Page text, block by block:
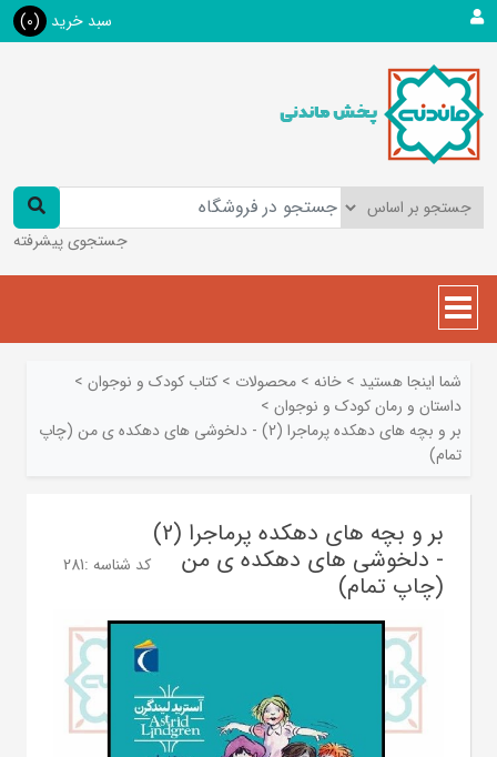
سبد خرید (0)
جستجوی پیشرفته
شما اینجا هستید > خانه > محصولات > کتاب کودک و نوجوان >
داستان و رمان کودک و نوجوان >
بر و بچه های دهکده پرماجرا (2) - دلخوشی های دهکده ی من (چاپ
تمام)
بر و بچه های دهکده پرماجرا (2)
- دلخوشی های دهکده ی من
(چاپ تمام)
کد شناسه :281